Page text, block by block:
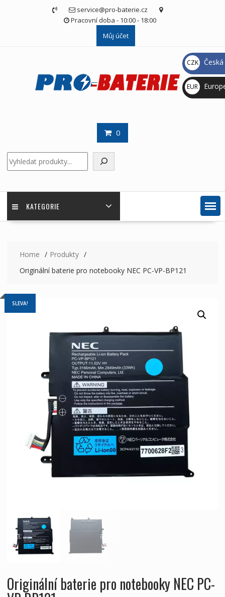
service@pro-baterie.cz
Pracovní doba - 10:00 - 18:00
Můj účet
0
KATEGORIE
Home
Produkty
Originální baterie pro notebooky NEC PC-VP-BP121
SLEVA!
Originální baterie pro notebooky NEC PC-
CZK
Kč
EUR
€